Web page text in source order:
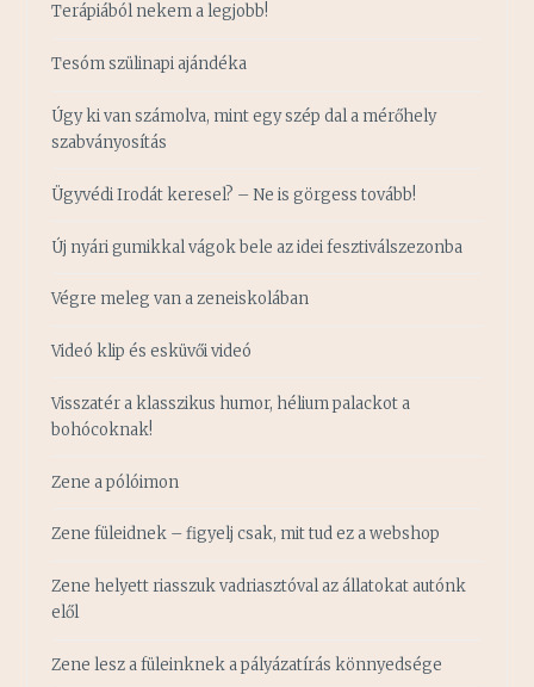
Terápiából nekem a legjobb!
Tesóm szülinapi ajándéka
Úgy ki van számolva, mint egy szép dal a mérőhely
szabványosítás
Ügyvédi Irodát keresel? – Ne is görgess tovább!
Új nyári gumikkal vágok bele az idei fesztiválszezonba
Végre meleg van a zeneiskolában
Videó klip és esküvői videó
Visszatér a klasszikus humor, hélium palackot a
bohócoknak!
Zene a pólóimon
Zene füleidnek – figyelj csak, mit tud ez a webshop
Zene helyett riasszuk vadriasztóval az állatokat autónk
elől
Zene lesz a füleinknek a pályázatírás könnyedsége